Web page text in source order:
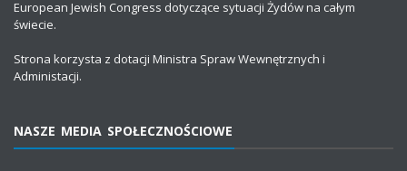
European Jewish Congress dotyczące sytuacji Żydów na całym
świecie.
Strona korzysta z dotacji Ministra Spraw Wewnętrznych i
Administacji.
NASZE MEDIA SPOŁECZNOŚCIOWE